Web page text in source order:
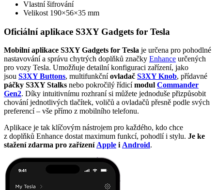
Vlastní šifrování
Velikost 190×56×35 mm
Oficiální aplikace S3XY Gadgets for Tesla
Mobilní aplikace S3XY Gadgets for Tesla je určena pro pohodlné
nastavování a správu chytrých doplňků značky Enhance určených
pro vozy Tesla. Umožňuje detailní konfiguraci zařízení, jako
jsou S3XY Buttons, multifunkčníovladač S3XY Knob, přídavné
páčky S3XY Stalks nebo pokročilý řídicímodul Commander
Gen2. Díky intuitivnímu rozhraní si můžete jednoduše přizpůsobit
chování jednotlivých tlačítek, voličů a ovladačů přesně podle svých
preferencí – vše přímo z mobilního telefonu.
Aplikace je tak klíčovým nástrojem pro každého, kdo chce
z doplňků Enhance dostat maximum funkcí, pohodlí i stylu. Je ke
stažení zdarma pro zařízení Apple i Android.